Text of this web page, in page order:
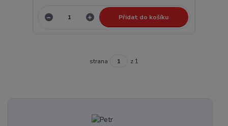
Přidat do košíku
strana z 1